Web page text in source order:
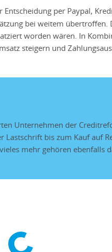
Entscheidung per Paypal,
bei weitem übertroffen.
worden wären. In
steigern und
Unternehmen der
bis zum Kauf auf
mehr gehören ebenfalls